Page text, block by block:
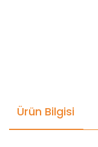
Ürün Bilgisi